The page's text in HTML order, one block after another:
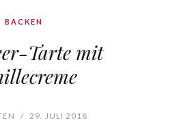
BACKEN
Tarte mit
/ 29. JULI 2018